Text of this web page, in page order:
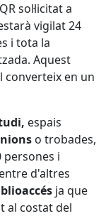
sol·licitat a
vigilat 24
i tota la
Aquest
converteix en un
espais
o trobades,
persones i
d'altres
ja que
al costat del